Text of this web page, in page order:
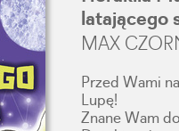
latającego
MAX
Przed Wami
Lupę!
Znane Wam